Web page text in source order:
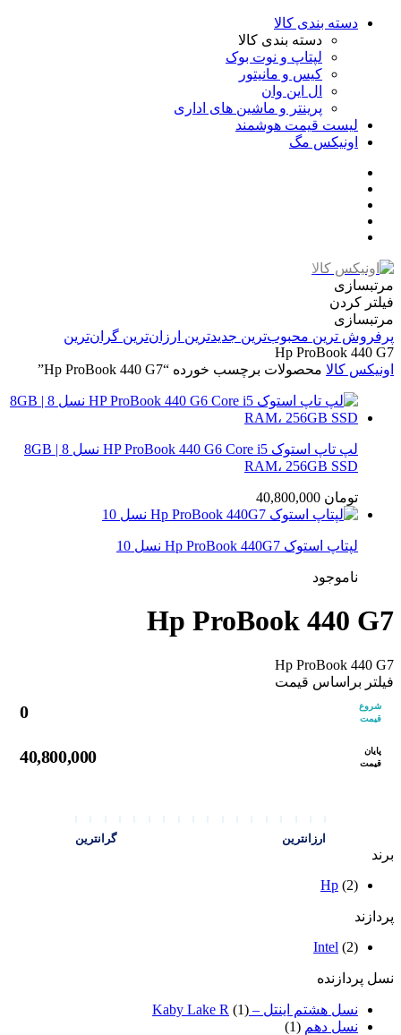
دسته بندی کالا
دسته بندی کالا
لپتاپ و نوت بوک
کیس و مانیتور
ال این وان
پرینتر و ماشین های اداری
لیست قیمت هوشمند
اونیکس مگ
مرتبسازی
فیلتر کردن
مرتبسازی
پرفروش ترین محبوب‌ترین جدیدترین ارزان‌ترین گران‌ترین
Hp ProBook 440 G7
اونیکس کالا محصولات برچسب خورده “Hp ProBook 440 G7”
لپ تاپ استوک HP ProBook 440 G6 Core i5 نسل 8 | 8GB
RAM، 256GB SSD
تومان
لپتاپ استوک Hp ProBook 440G7 نسل 10
ناموجود
Hp ProBook 440 G7
Hp ProBook 440 G7
فیلتر براساس قیمت
شروع
قیمت
0
پایان
قیمت
40,800,000
ارزانترین گرانترین
برند
Hp (2)
پردازند
Intel (2)
نسل پردازنده
نسل هشتم اینتل – Kaby Lake R (1)
نسل دهم (1)